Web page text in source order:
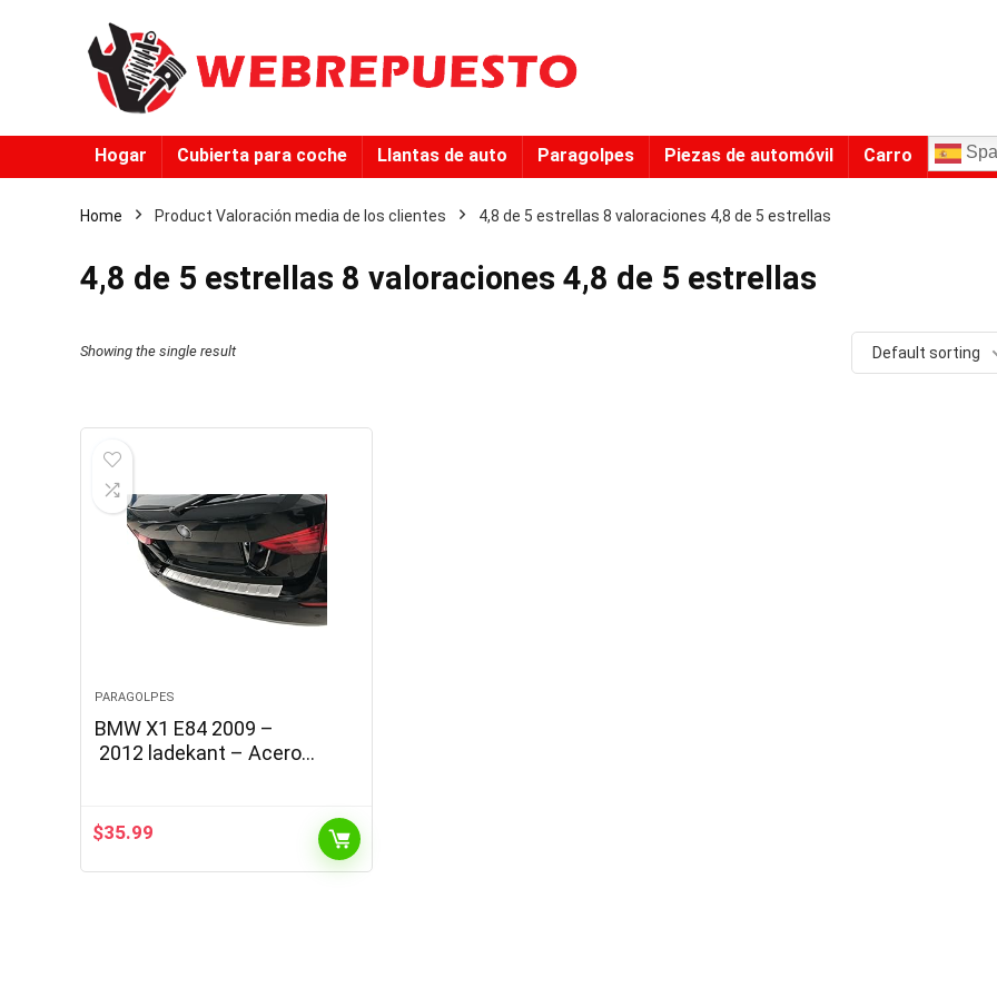
Hogar Cubierta para coche Llantas de auto Paragolpes Piezas de automóvil Carro
Home Product Valoración media de los clientes 4,8 de 5 estrellas 8 valoraciones 4,8 de 5 estrellas
4,8 de 5 estrellas 8 valoraciones 4,8 de 5 estrellas
Showing the single result Default sorting
PARAGOLPES
BMW X1 E84 2009 –
2012 ladekant – Acero
$35.99